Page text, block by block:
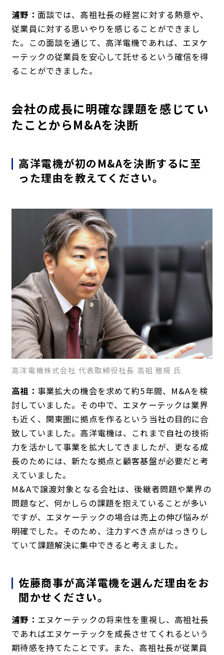
浦野： 面談では、高祖社長の経営に対する熱意や、
従業員に対する思いやりを感じることができまし
た。この面談を通じて、高洋電機であれば、エヌケ
ーテックの従業員を安心して託せるという確信を得
ることができました。
会社の成長に明確な課題を感じてい
たことからM&Aを決断
高洋電機が初のM&Aを決断するに至
った理由を教えてください。
高洋電機株式会社 代表取締役社長 高祖 雅規 氏
高祖： 事業拡大の機会を求めて約5年間、M&Aを検
討していました。その中で、エヌケーテックは業界
も近く、関東圏に拠点を作るという当社の目的に合
致していました。高洋電機は、これまで自社の技術
力を活かして事業を拡大してきましたが、更なる成
長のためには、新たな拠点と顧客基盤が必要だと考
えていました。
M&Aで譲渡対象となる会社は、後継者問題や業界の
問題など、何かしらの課題を抱えていることが多い
ですが、エヌケーテックの場合は売上の伸び悩みが
明確でした。そのため、注力すべき点がはっきりし
ていて課題解決に集中できると考えました。
佐藤商事が高洋電機を選んだ理由をお
聞かせください。
浦野： エヌケーテックの将来性を重視し、高祖社長
であればエヌケーテックを成長させてくれるという
期待感を持てたことです。また、高祖社長が従業員